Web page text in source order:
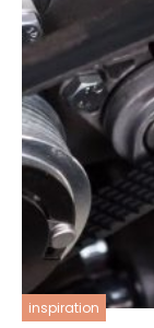
inspiration